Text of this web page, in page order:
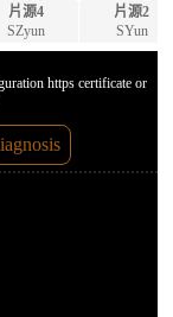
片源4
SZyun
片源2
SYun